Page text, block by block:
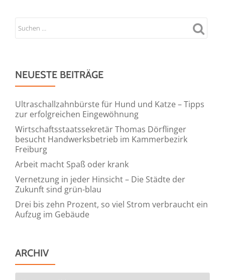
NEUESTE BEITRÄGE
Ultraschallzahnbürste für Hund und Katze – Tipps
zur erfolgreichen Eingewöhnung
Wirtschaftsstaatssekretär Thomas Dörflinger
besucht Handwerksbetrieb im Kammerbezirk
Freiburg
Arbeit macht Spaß oder krank
Vernetzung in jeder Hinsicht – Die Städte der
Zukunft sind grün-blau
Drei bis zehn Prozent, so viel Strom verbraucht ein
Aufzug im Gebäude
ARCHIV